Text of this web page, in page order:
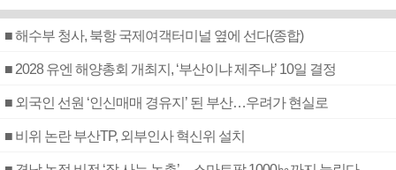
■ 해수부 청사, 북항 국제여객터미널 옆에 선다(종합)
■ 2028 유엔 해양총회 개최지, ‘부산이냐 제주냐’ 10일 결정
■ 외국인 선원 ‘인신매매 경유지’ 된 부산…우려가 현실로
■ 비위 논란 부산TP, 외부인사 혁신위 설치